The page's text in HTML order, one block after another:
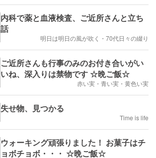
内科で薬と血液検査、ご近所さんと立ち
話
明日は明日の風が吹く・70代日々の綴り
ご近所さんも行事のみのお付き合いがい
いね、深入りは禁物です ☆晩ご飯☆
赤い実・青い実・黄色い実
失せ物、見つかる
Time is life
ウォーキング頑張りました！ お菓子はチ
ョボチョボ・・・ ☆晩ご飯☆